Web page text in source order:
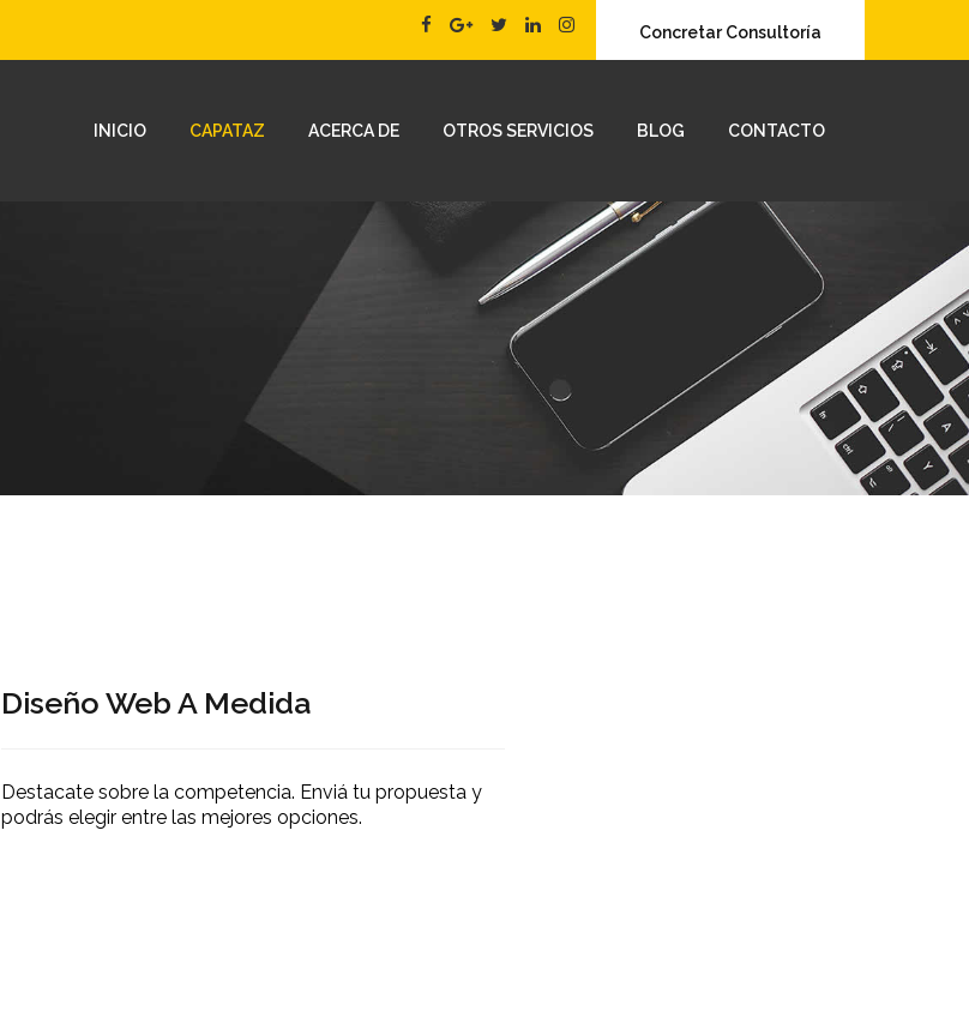
Concretar Consultoría
INICIO CAPATAZ ACERCA DE OTROS SERVICIOS BLOG CONTACTO
Diseño Web A Medida
Destacate sobre la competencia. Enviá tu propuesta y
podrás elegir entre las mejores opciones.